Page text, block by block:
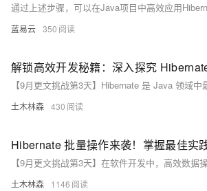
蓝易云 350
土木林森 430
土木林森 1146